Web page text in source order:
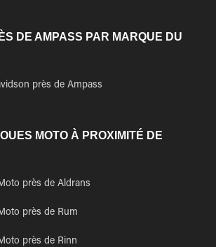
DE AMPASS PAR MARQUE DU
près de Ampass
MOTO À PROXIMITÉ DE
près de Aldrans
près de Rum
près de Rinn